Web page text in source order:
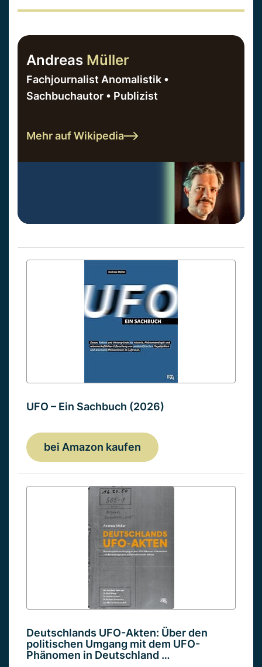
Andreas Müller
Fachjournalist Anomalistik •
Sachbuchautor • Publizist
Mehr auf Wikipedia
UFO – Ein Sachbuch (2026)
bei Amazon kaufen
Deutschlands UFO-Akten: Über den
politischen Umgang mit dem UFO-
Phänomen in Deutschland …